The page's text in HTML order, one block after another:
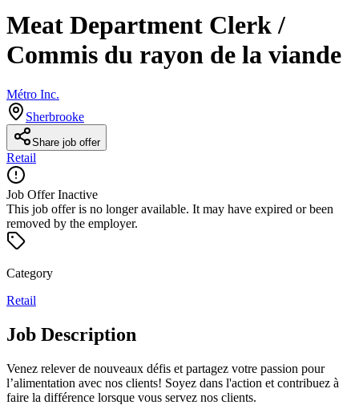
Meat Department Clerk /
Commis du rayon de la viande
Métro Inc.
Sherbrooke
Share job offer
Retail
Job Offer Inactive
This job offer is no longer available. It may have expired or been
removed by the employer.
Category
Retail
Job Description
Venez relever de nouveaux défis et partagez votre passion pour
l’alimentation avec nos clients! Soyez dans l'action et contribuez à
faire la différence lorsque vous servez nos clients.